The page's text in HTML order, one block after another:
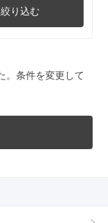
絞り込む
。条件を変更して